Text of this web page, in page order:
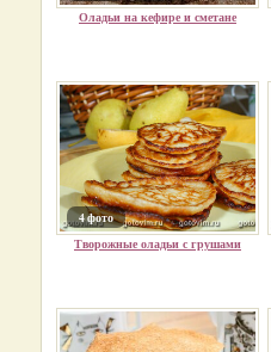
Оладьи на кефире и сметане
4 фото
Творожные оладьи с грушами